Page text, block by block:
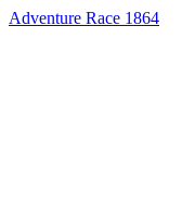
Adventure Race 1864